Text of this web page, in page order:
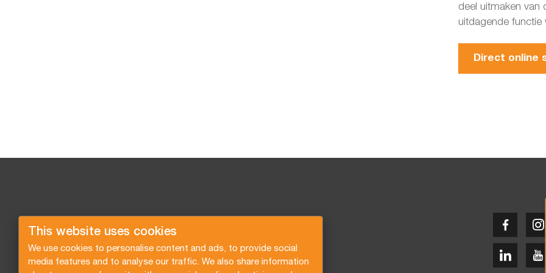
This website uses cookies
We use cookies to personalise content and ads, to provide social
media features and to analyse our traffic. We also share information
deel uitmaken van
uitdagende functie
Direct online